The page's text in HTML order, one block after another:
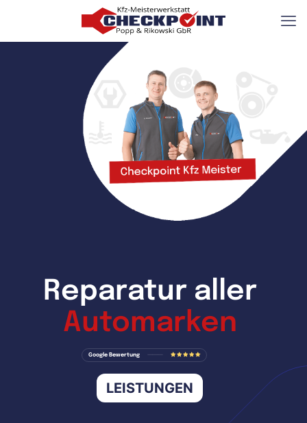
Reparatur aller
Automarken
Google Bewertung ⸻
LEISTUNGEN